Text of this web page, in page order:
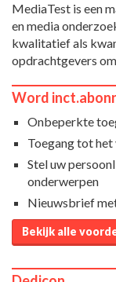
MediaTest is een
en media
kwalitatief als
opdrachtgevers
Word
Onbeperkte
Toegang tot
Stel uw
onderwerpen
Nieuwsbrief
Bekijk alle